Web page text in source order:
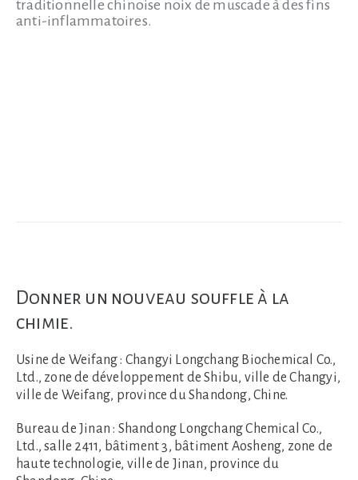
traditionnelle chinoise noix de muscade à des fins
anti-inflammatoires.
Donner un nouveau souffle à la
chimie.
Usine de Weifang : Changyi Longchang Biochemical Co.,
Ltd., zone de développement de Shibu, ville de Changyi,
ville de Weifang, province du Shandong, Chine.
Bureau de Jinan : Shandong Longchang Chemical Co.,
Ltd., salle 2411, bâtiment 3, bâtiment Aosheng, zone de
haute technologie, ville de Jinan, province du